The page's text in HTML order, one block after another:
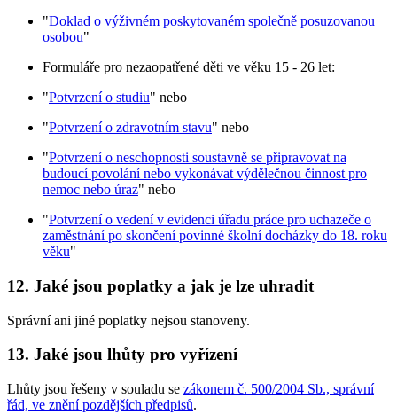
"Doklad o výživném poskytovaném společně posuzovanou
osobou"
Formuláře pro nezaopatřené děti ve věku 15 - 26 let:
"Potvrzení o studiu" nebo
"Potvrzení o zdravotním stavu" nebo
"Potvrzení o neschopnosti soustavně se připravovat na
budoucí povolání nebo vykonávat výdělečnou činnost pro
nemoc nebo úraz" nebo
"Potvrzení o vedení v evidenci úřadu práce pro uchazeče o
zaměstnání po skončení povinné školní docházky do 18. roku
věku"
12. Jaké jsou poplatky a jak je lze uhradit
Správní ani jiné poplatky nejsou stanoveny.
13. Jaké jsou lhůty pro vyřízení
Lhůty jsou řešeny v souladu se zákonem č. 500/2004 Sb., správní
řád, ve znění pozdějších předpisů.